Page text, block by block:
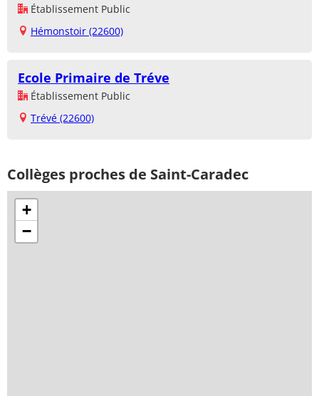
Établissement Public
Hémonstoir (22600)
Ecole Primaire de Tréve
Établissement Public
Trévé (22600)
Collèges proches de Saint-Caradec
+
−